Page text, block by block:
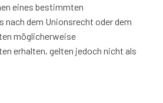
eines bestimmten
nach dem Unionsrecht oder dem
möglicherweise
erhalten, gelten jedoch nicht als